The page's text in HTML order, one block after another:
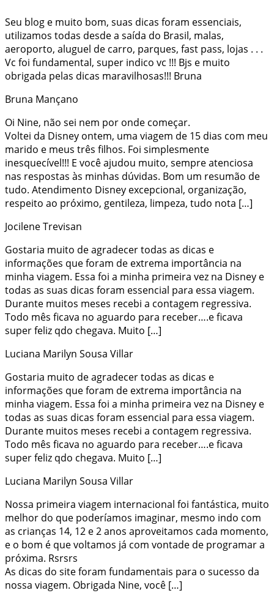
Seu blog e muito bom, suas dicas foram essenciais,
utilizamos todas desde a saída do Brasil, malas,
aeroporto, aluguel de carro, parques, fast pass, lojas . . .
Vc foi fundamental, super indico vc !!! Bjs e muito
obrigada pelas dicas maravilhosas!!! Bruna
Bruna Mançano
Oi Nine, não sei nem por onde começar.
Voltei da Disney ontem, uma viagem de 15 dias com meu
marido e meus três filhos. Foi simplesmente
inesquecível!!! E você ajudou muito, sempre atenciosa
nas respostas às minhas dúvidas. Bom um resumão de
tudo. Atendimento Disney excepcional, organização,
respeito ao próximo, gentileza, limpeza, tudo nota […]
Jocilene Trevisan
Gostaria muito de agradecer todas as dicas e
informações que foram de extrema importância na
minha viagem. Essa foi a minha primeira vez na Disney e
todas as suas dicas foram essencial para essa viagem.
Durante muitos meses recebi a contagem regressiva.
Todo mês ficava no aguardo para receber….e ficava
super feliz qdo chegava. Muito […]
Luciana Marilyn Sousa Villar
Gostaria muito de agradecer todas as dicas e
informações que foram de extrema importância na
minha viagem. Essa foi a minha primeira vez na Disney e
todas as suas dicas foram essencial para essa viagem.
Durante muitos meses recebi a contagem regressiva.
Todo mês ficava no aguardo para receber….e ficava
super feliz qdo chegava. Muito […]
Luciana Marilyn Sousa Villar
Nossa primeira viagem internacional foi fantástica, muito
melhor do que poderíamos imaginar, mesmo indo com
as crianças 14, 12 e 2 anos aproveitamos cada momento,
e o bom é que voltamos já com vontade de programar a
próxima. Rsrsrs
As dicas do site foram fundamentais para o sucesso da
nossa viagem. Obrigada Nine, você […]